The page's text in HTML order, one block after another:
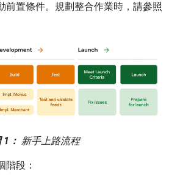
前置條件。規劃整合作業時，請參照
1： 新手上路流程
階段：